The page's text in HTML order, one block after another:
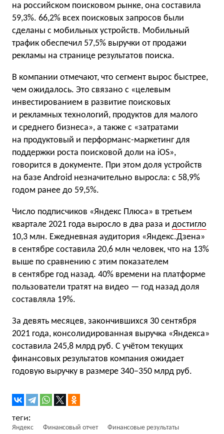
на российском поисковом рынке, она составила
59,3%. 66,2% всех поисковых запросов были
сделаны с мобильных устройств. Мобильный
трафик обеспечил 57,5% выручки от продажи
рекламы на странице результатов поиска.
В компании отмечают, что сегмент вырос быстрее,
чем ожидалось. Это связано с «целевым
инвестированием в развитие поисковых
и рекламных технологий, продуктов для малого
и среднего бизнеса», а также с «затратами
на продуктовый и перформанс-маркетинг для
поддержки роста поисковой доли на iOS»,
говорится в документе. При этом доля устройств
на базе Android незначительно выросла: с 58,9%
годом ранее до 59,5%.
Число подписчиков «Яндекс Плюса» в третьем
квартале 2021 года выросло в два раза и достигло
10,3 млн. Ежедневная аудитория «Яндекс.Дзена»
в сентябре составила 20,6 млн человек, что на 13%
выше по сравнению с этим показателем
в сентябре год назад. 40% времени на платформе
пользователи тратят на видео — год назад доля
составляла 19%.
За девять месяцев, закончившихся 30 сентября
2021 года, консолидированная выручка «Яндекса»
составила 245,8 млрд руб. С учётом текущих
финансовых результатов компания ожидает
годовую выручку в размере 340−350 млрд руб.
Яндекс Финансовый отчет Финансовые результаты